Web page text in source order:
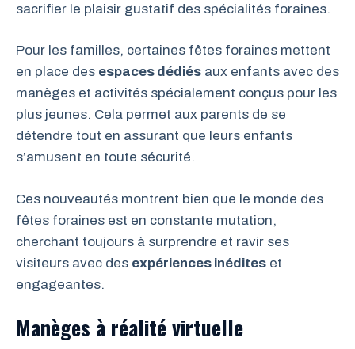
sacrifier le plaisir gustatif des spécialités foraines.
Pour les familles, certaines fêtes foraines mettent
en place des espaces dédiés aux enfants avec des
manèges et activités spécialement conçus pour les
plus jeunes. Cela permet aux parents de se
détendre tout en assurant que leurs enfants
s’amusent en toute sécurité.
Ces nouveautés montrent bien que le monde des
fêtes foraines est en constante mutation,
cherchant toujours à surprendre et ravir ses
visiteurs avec des expériences inédites et
engageantes.
Manèges à réalité virtuelle